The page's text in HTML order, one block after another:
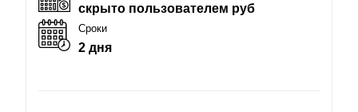
скрыто пользователем руб
Сроки
2 дня